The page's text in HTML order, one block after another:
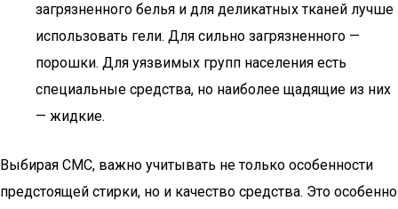
загрязненного белья и для деликатных тканей лучше
использовать гели. Для сильно загрязненного —
порошки. Для уязвимых групп населения есть
специальные средства, но наиболее щадящие из них
— жидкие.
Выбирая СМС, важно учитывать не только особенности
предстоящей стирки, но и качество средства. Это особенно